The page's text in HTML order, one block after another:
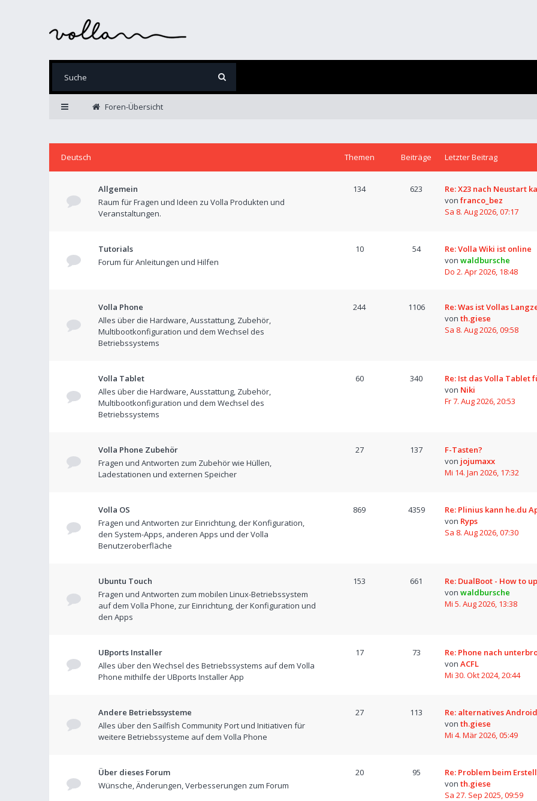
Foren-Übersicht
Deutsch Themen Beiträge Letzter Beitrag
Allgemein
Raum für Fragen und Ideen zu Volla Produkten und
Veranstaltungen.
134 623
Re: X23 nach Neustart
von franco_bez
Sa 8. Aug 2026, 07:17
Tutorials
Forum für Anleitungen und Hilfen
10 54
Re: Volla Wiki ist online
von waldbursche
Do 2. Apr 2026, 18:48
Volla Phone
Alles über die Hardware, Ausstattung, Zubehör,
Multibootkonfiguration und dem Wechsel des
Betriebssystems
244 1106
Re: Was ist Vollas
von th.giese
Sa 8. Aug 2026, 09:58
Volla Tablet
Alles über die Hardware, Ausstattung, Zubehör,
Multibootkonfiguration und dem Wechsel des
Betriebssystems
60 340
Re: Ist das Volla Tablet
von Niki
Fr 7. Aug 2026, 20:53
Volla Phone Zubehör
Fragen und Antworten zum Zubehör wie Hüllen,
Ladestationen und externen Speicher
27 137
F-Tasten?
von jojumaxx
Mi 14. Jan 2026, 17:32
Volla OS
Fragen und Antworten zur Einrichtung, der Konfiguration,
den System-Apps, anderen Apps und der Volla
Benutzeroberfläche
869 4359
Re: Plinius kann he.du
von Ryps
Sa 8. Aug 2026, 07:30
Ubuntu Touch
Fragen und Antworten zum mobilen Linux-Betriebssystem
auf dem Volla Phone, zur Einrichtung, der Konfiguration und
den Apps
153 661
Re: DualBoot - How to
von waldbursche
Mi 5. Aug 2026, 13:38
UBports Installer
Alles über den Wechsel des Betriebssystems auf dem Volla
Phone mithilfe der UBports Installer App
17 73
Re: Phone nach
von ACFL
Mi 30. Okt 2024, 20:44
Andere Betriebssysteme
Alles über den Sailfish Community Port und Initiativen für
weitere Betriebssysteme auf dem Volla Phone
27 113
Re: alternatives
von th.giese
Mi 4. Mär 2026, 05:49
Über dieses Forum
Wünsche, Änderungen, Verbesserungen zum Forum
20 95
Re: Problem beim
von th.giese
Sa 27. Sep 2025, 09:59